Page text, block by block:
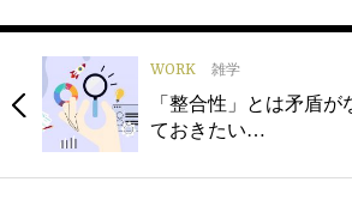
WORK 雑学
「整合性」とは矛盾が
ておきたい…